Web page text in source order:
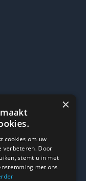
(UEA)
bij de overheid?
×
cookies om uw
verbeteren. Door
stemt u in met
met ons